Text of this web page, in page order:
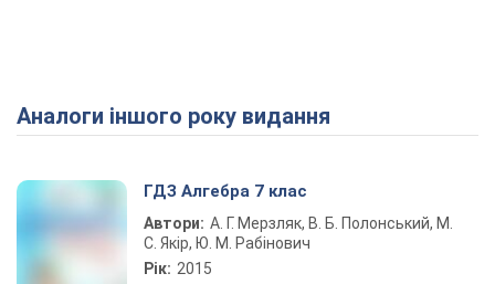
Play Video
Аналоги іншого року видання
ГДЗ Алгебра 7 клас
Автори: А. Г. Мерзляк, В. Б. Полонський, М.
С. Якір, Ю. М. Рабінович
Рік: 2015